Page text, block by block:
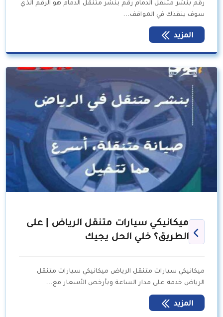
رقم بنشر متنقل الدمام رقم بنشر متنقل الدمام هو الرقم الذي
سوف ينقذك في المواقف…
المزيد
ميكانيكي سيارات متنقل الرياض | على
الطريق؟ خلي الحل يجيك
ميكانيكي سيارات متنقل الرياض ميكانيكي سيارات متنقل
الرياض خدمة على مدار الساعة وبأرخص الأسعار مع…
المزيد